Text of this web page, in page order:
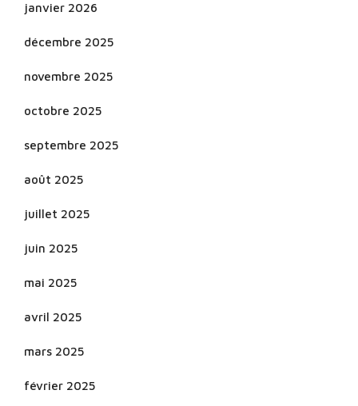
janvier 2026
décembre 2025
novembre 2025
octobre 2025
septembre 2025
août 2025
juillet 2025
juin 2025
mai 2025
avril 2025
mars 2025
février 2025